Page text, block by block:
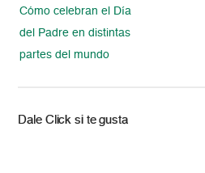
Cómo celebran el Día
del Padre en distintas
partes del mundo
Dale Click si te gusta